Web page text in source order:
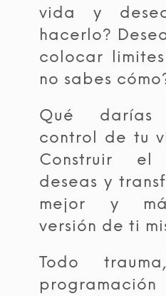
vida y
hacerlo?
colocar
no sabes
Qué
control de tu
Construir
deseas y
mejor y
versión de ti
Todo